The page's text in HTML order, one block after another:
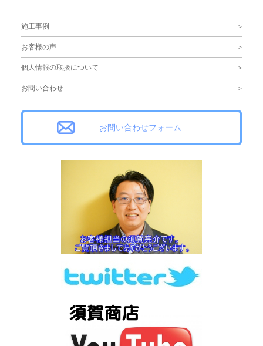
施工事例
お客様の声
個人情報の取扱について
お問い合わせ
お問い合わせフォーム